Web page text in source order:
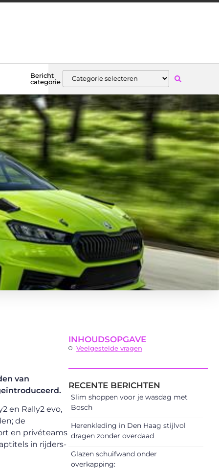
Bericht
categorie
van
en Rally2 evo,
de
en privéteams
in rijders-
INHOUDSOPGAVE
Veelgestelde vragen
RECENTE BERICHTEN
Slim shoppen voor je wasdag met
Bosch
Herenkleding in Den Haag stijlvol
dragen zonder overdaad
Glazen schuifwand onder
overkapping: